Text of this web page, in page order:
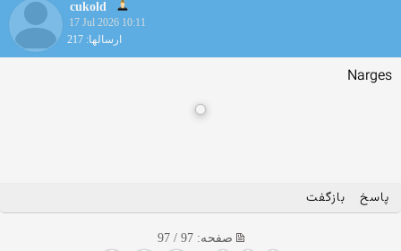
cukold
17 Jul 2026 10:11
ارسالها: 217
Narges
پاسخ بازگفت
صفحه: 97 / 97